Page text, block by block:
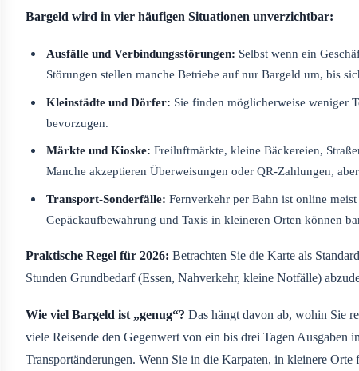
Bargeld wird in vier häufigen Situationen unverzichtbar:
Ausfälle und Verbindungsstörungen: Selbst wenn ein
Störungen stellen manche Betriebe auf nur Bargeld um, bis
Kleinstädte und Dörfer: Sie finden möglicherweise weniger
bevorzugen.
Märkte und Kioske: Freiluftmärkte, kleine Bäckereien,
Manche akzeptieren Überweisungen oder QR-Zahlungen,
Transport-Sonderfälle: Fernverkehr per Bahn ist online
Gepäckaufbewahrung und Taxis in kleineren Orten können
Praktische Regel für 2026: Betrachten Sie die Karte als
Stunden Grundbedarf (Essen, Nahverkehr, kleine Notfälle)
Wie viel Bargeld ist „genug“? Das hängt davon ab, wohin Sie
viele Reisende den Gegenwert von ein bis drei Tagen
Transportänderungen. Wenn Sie in die Karpaten, in kleinere